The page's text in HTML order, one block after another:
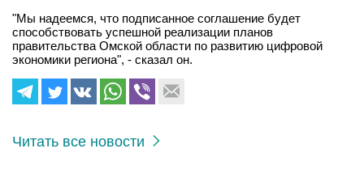
"Мы надеемся, что подписанное соглашение будет
способствовать успешной реализации планов
правительства Омской области по развитию цифровой
экономики региона", - сказал он.
Читать все новости